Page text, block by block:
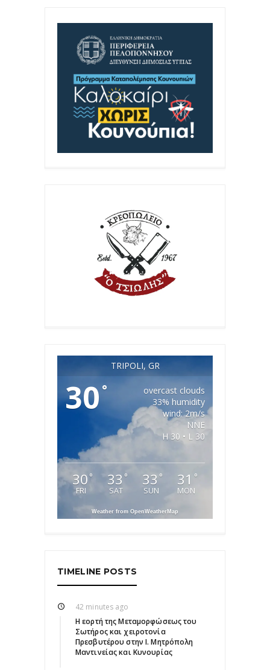
TRIPOLI, GR
30°
overcast clouds
33% humidity
wind: 2m/s
NNE
H 30 • L 30
30 °
FRI
33 °
SAT
33 °
SUN
31 °
MON
Weather from OpenWeatherMap
TIMELINE POSTS
42 minutes ago
Η εορτή της Μεταμορφώσεως του
Σωτήρος και χειροτονία
Πρεσβυτέρου στην Ι. Μητρόπολη
Μαντινείας και Κυνουρίας